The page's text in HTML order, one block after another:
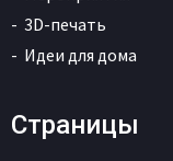
3D-печать
Идеи для дома
Страницы